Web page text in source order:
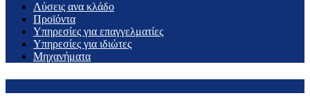
Λύσεις ανα κλάδο
Προϊόντα
Υπηρεσίες για επαγγελματίες
Υπηρεσίες για ιδιώτες
Μηχανήματα